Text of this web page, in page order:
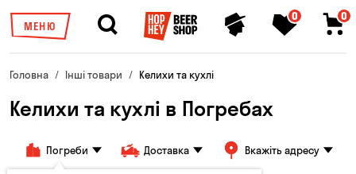
МЕНЮ
0 0
Головна Інші товари Келихи та кухлі
Келихи та кухлі в Погребах
Погреби Доставка Вкажіть адресу